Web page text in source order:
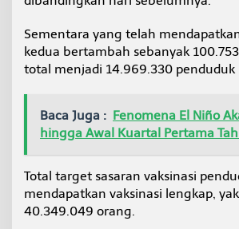
n
a
k
n
a
i
Sementara yang telah
kedua bertambah sebanyak
total menjadi 14.969.330 penduduk
Baca Juga : Fenomena El Niño
hingga Awal Kuartal Pertama
Total target sasaran vaksinasi
mendapatkan vaksinasi lengkap,
40.349.049 orang.